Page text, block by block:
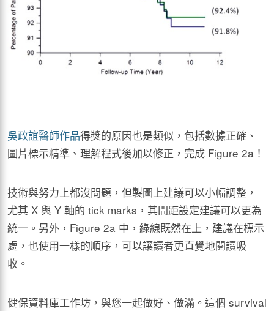
吳政誼醫師作品得獎的原因也是類似，包括數據正確、
圖片標示精準、理解程式後加以修正，完成 Figure 2a！
技術與努力上都沒問題，但製圖上建議可以小幅調整，
尤其 X 與 Y 軸的 tick marks，其間距設定建議可以更為
統一。另外，Figure 2a 中，綠線既然在上，建議在標示
處，也使用一樣的順序，可以讓讀者更直覺地閱讀吸
收。
健保資料庫工作坊，與您一起做好、做滿。這個 survival